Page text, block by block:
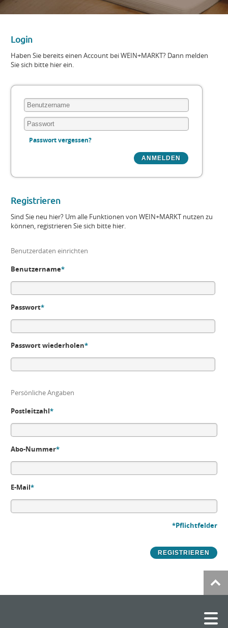
Login
Haben Sie bereits einen Account bei WEIN+MARKT? Dann melden
Sie sich bitte hier ein.
Passwort vergessen?
Registrieren
Sind Sie neu hier? Um alle Funktionen von WEIN+MARKT nutzen zu
können, registrieren Sie sich bitte hier.
Benutzerdaten einrichten
Benutzername*
Passwort*
Passwort wiederholen*
Persönliche Angaben
Postleitzahl*
Abo-Nummer*
E-Mail*
*Pflichtfelder